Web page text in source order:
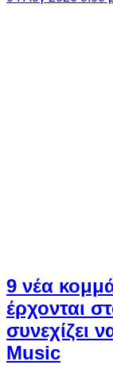
9 νέα
έρχονται
συνεχίζει
Music